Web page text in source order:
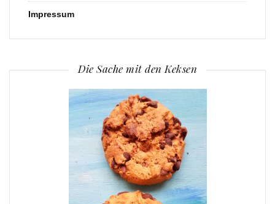
Impressum
Die Sache mit den Keksen